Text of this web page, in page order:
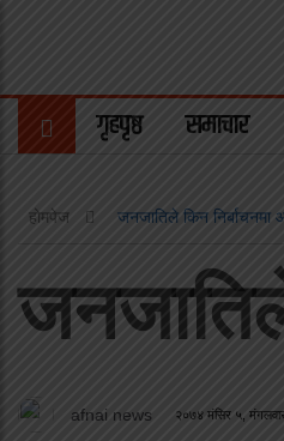
गृहपृष्ठ समाचार
होमपेज जनजातिले किन निर्बाचनमा
afnai news २०७४ मंसिर ५,